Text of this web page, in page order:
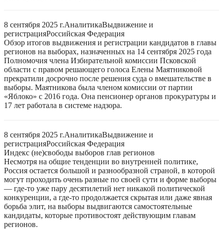
8 сентября 2025 г.АналитикаВыдвижение и
регистрацияРоссийская Федерация
Обзор итогов выдвижения и регистрации кандидатов в главы
регионов на выборах, назначенных на 14 сентября 2025 года
Полномочия члена Избирательной комиссии Псковской
области с правом решающего голоса Елены Маятниковой
прекратили досрочно после решения суда о вмешательстве в
выборы. Маятникова была членом комиссии от партии
«Яблоко» с 2016 года. Она пенсионер органов прокуратуры и
17 лет работала в системе надзора.
8 сентября 2025 г.АналитикаВыдвижение и
регистрацияРоссийская Федерация
Индекс (не)свободы выборов глав регионов
Несмотря на общие тенденции во внутренней политике,
Россия остается большой и разнообразной страной, в которой
могут проходить очень разные по своей сути и форме выборы
— где-то уже пару десятилетий нет никакой политической
конкуренции, а где-то продолжается скрытая или даже явная
борьба элит, на выборы выдвигаются самостоятельные
кандидаты, которые противостоят действующим главам
регионов.